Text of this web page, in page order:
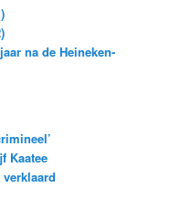
na de Heineken-
Kaatee